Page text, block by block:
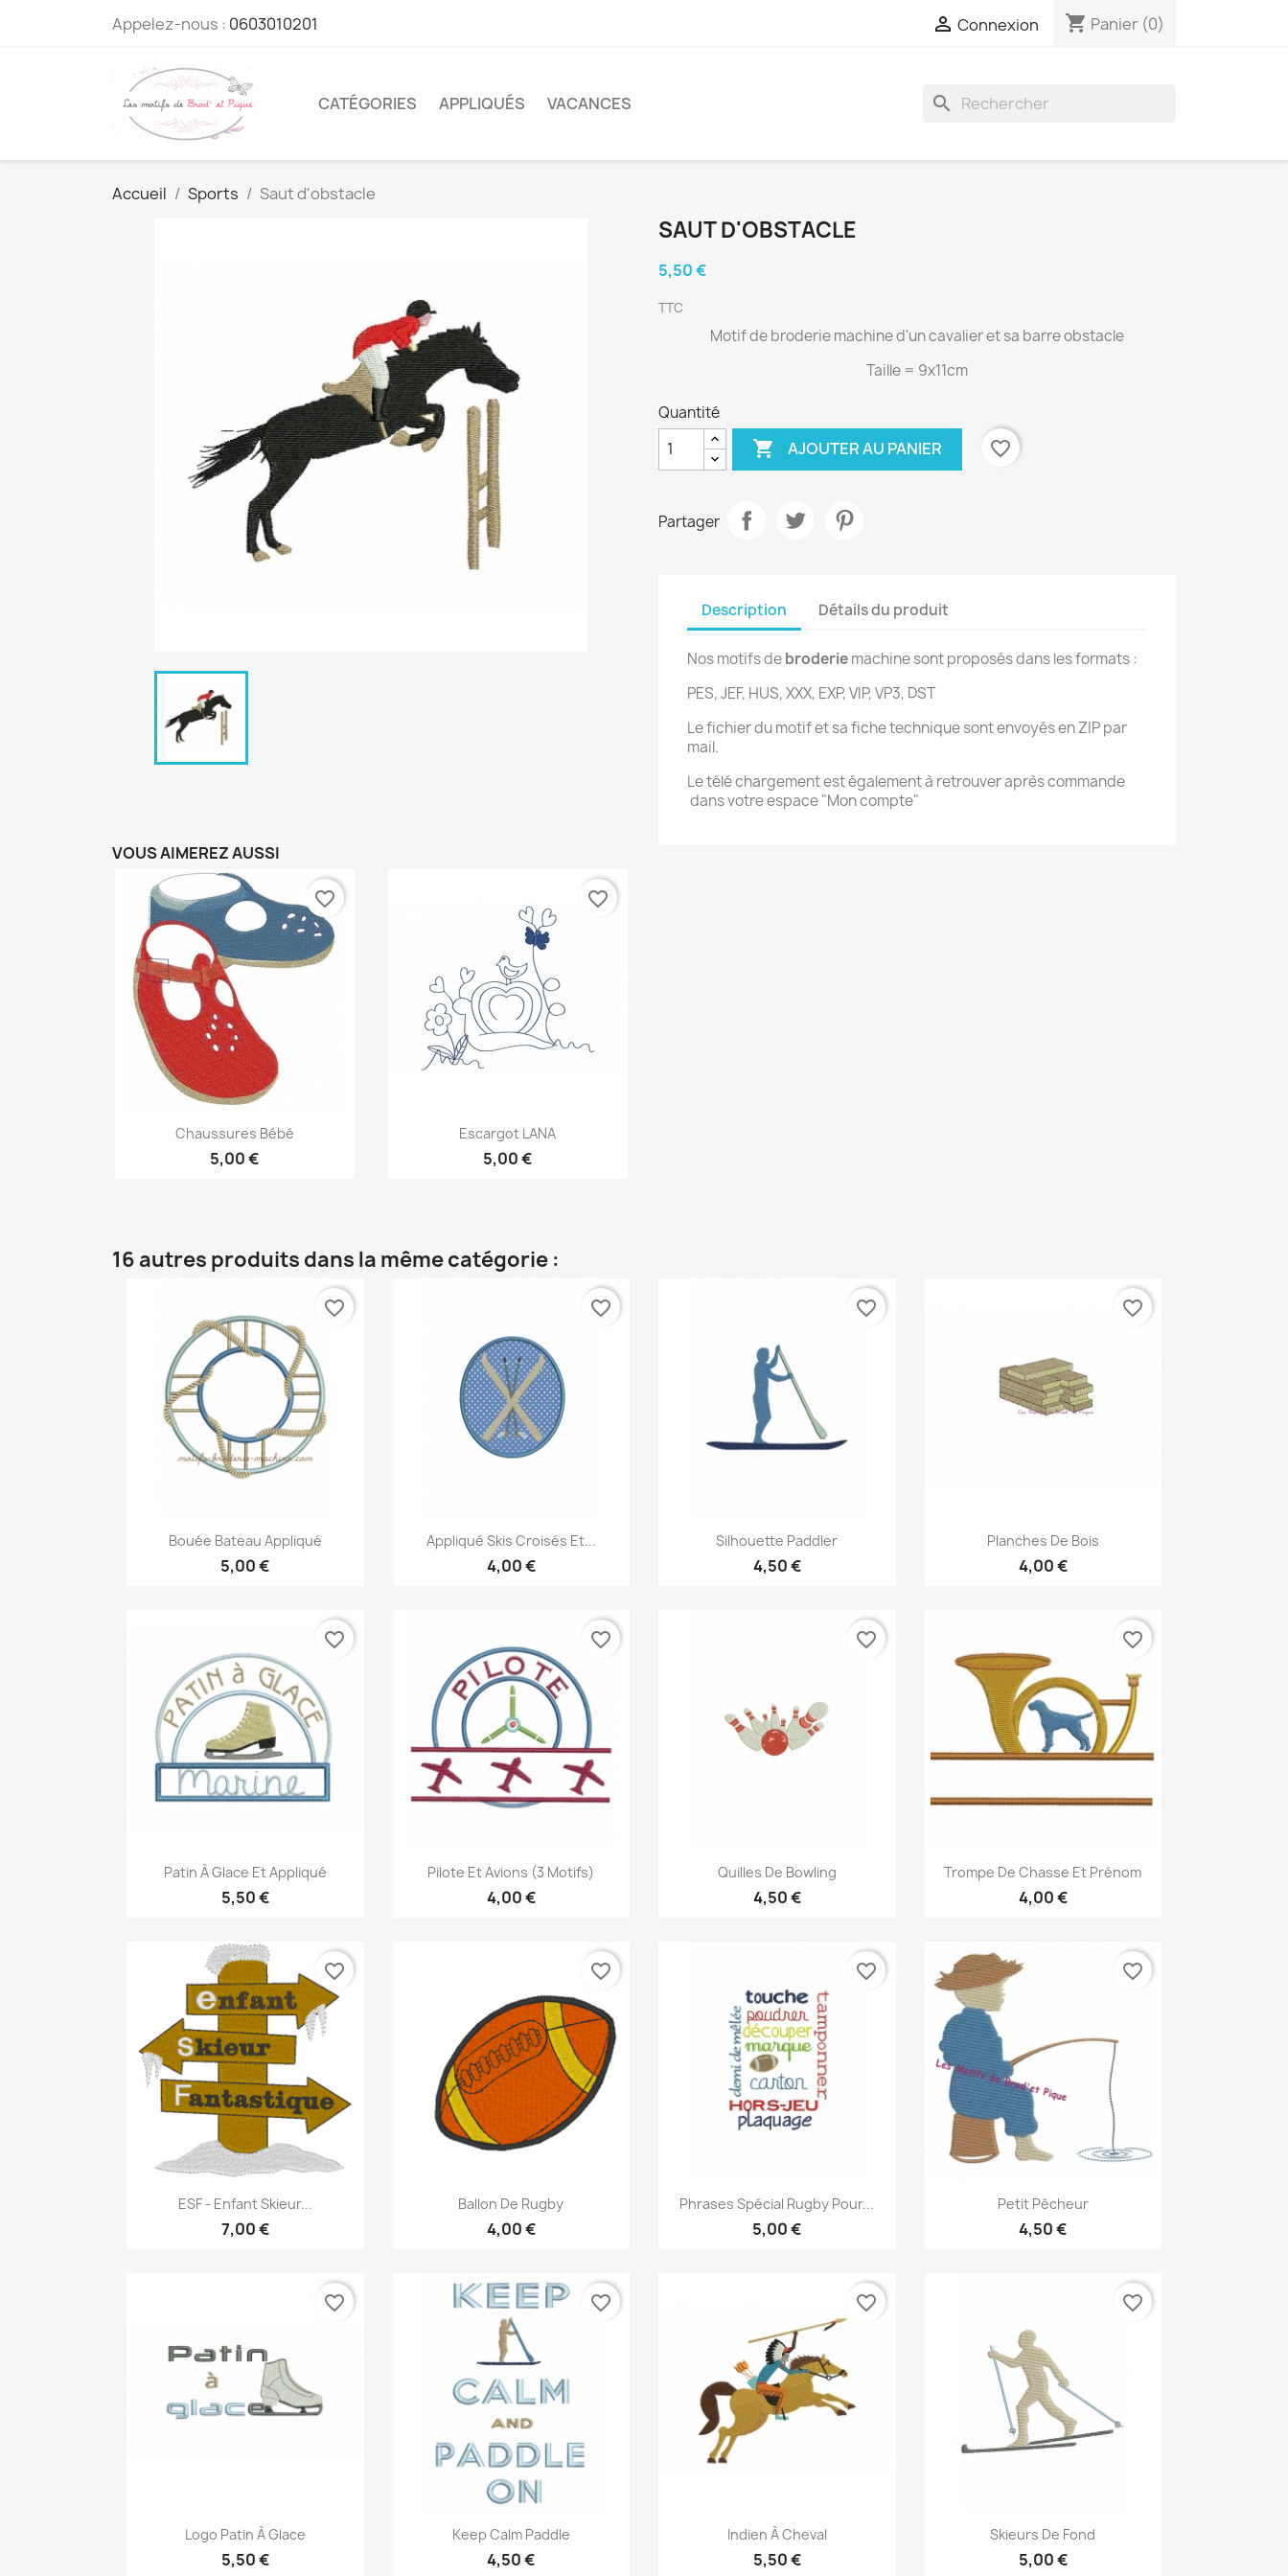
Appelez-nous : 0603010201  Connexion shopping_cart Panier (0)
search
CATÉGORIES APPLIQUÉS VACANCES
Accueil Sports Saut d'obstacle
SAUT D'OBSTACLE
5,50 €
TTC
Motif de broderie machine d'un cavalier et sa barre obstacle
Taille = 9x11cm
Quantité
 AJOUTER AU PANIER favorite_border
Partager
Description Détails du produit
Nos motifs debroderiemachine sont proposés dans les formats :
PES, JEF, HUS, XXX, EXP, VIP, VP3, DST
Le fichier du motif et sa fiche technique sont envoyés en ZIP par
mail.
Le télé chargement est également à retrouver après commande
dans votre espace "Mon compte"
VOUS AIMEREZ AUSSI
Aperçu rapide
Chaussures Bébé
5,00 €
favorite_border
Aperçu rapide
Escargot LANA
5,00 €
favorite_border
16 autres produits dans la même catégorie :
Aperçu rapide
Bouée Bateau Appliqué
5,00 €
favorite_border
Aperçu rapide
Appliqué Skis Croisés Et...
4,00 €
favorite_border
Aperçu rapide
Silhouette Paddler
4,50 €
favorite_border
Aperçu rapide
Planches De Bois
4,00 €
favorite_border
Aperçu rapide
Patin À Glace Et Appliqué
5,50 €
favorite_border
 Aperçu rapide
Pilote Et Avions (3 Motifs)
4,00 €
favorite_border
Aperçu rapide
Quilles De Bowling
4,50 €
favorite_border
Aperçu rapide
Trompe De Chasse Et Prénom
4,00 €
favorite_border
 Aperçu rapide
ESF - Enfant Skieur...
7,00 €
favorite_border
Aperçu rapide
Ballon De Rugby
4,00 €
favorite_border
 Aperçu rapide
Phrases Spécial Rugby Pour...
5,00 €
favorite_border
Aperçu rapide
Petit Pêcheur
4,50 €
favorite_border
Aperçu rapide
Logo Patin À Glace
5,50 €
favorite_border
Aperçu rapide
Keep Calm Paddle
4,50 €
favorite_border
Aperçu rapide
Indien À Cheval
5,50 €
favorite_border
Aperçu rapide
Skieurs De Fond
5,00 €
favorite_border